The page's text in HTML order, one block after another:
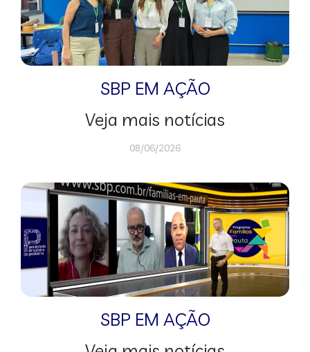
SBP EM AÇÃO
Veja mais notícias
08/06/2026
SBP EM AÇÃO